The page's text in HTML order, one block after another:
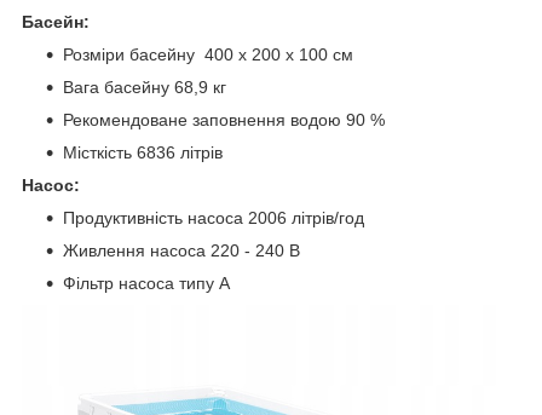
Басейн:
Розміри басейну 400 x 200 x 100 см
Вага басейну 68,9 кг
Рекомендоване заповнення водою 90 %
Місткість 6836 літрів
Насос:
Продуктивність насоса 2006 літрів/год
Живлення насоса 220 - 240 В
Фільтр насоса типу А